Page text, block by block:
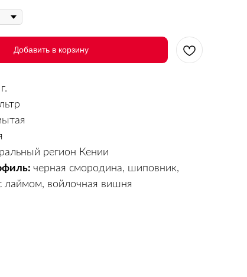
Добавить в корзину
регион Кении
черная смородина, шиповник,
лаймом, войлочная вишня